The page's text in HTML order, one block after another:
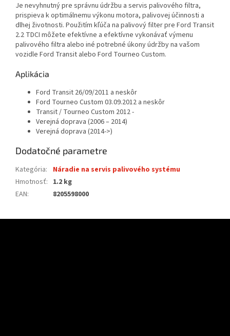
Je nevyhnutný pre správnu údržbu a servis palivového filtra,
prispieva k optimálnemu výkonu motora, palivovej účinnosti a
dlhej životnosti. Použitím kľúča na palivový filter pre Ford Transit
2.2 TDCI môžete efektívne a efektívne vykonávať výmenu
palivového filtra alebo iné potrebné úkony údržby na vašom
vozidle Ford Transit alebo Ford Tourneo Custom.
Aplikácia
Ford Transit 26/09/2011 a neskôr
Ford Tourneo Custom 03.09.2012 a neskôr
Transit / Tourneo Custom 2012 -
Verejná doprava (2006 – 2014)
Verejná doprava (2014->)
Dodatočné parametre
Kategória:
Náradie na servis palivového systému
Hmotnosť: 1.2 kg
EAN: 8205598000